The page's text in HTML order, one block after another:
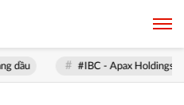
#IBC - Apax Holdings -